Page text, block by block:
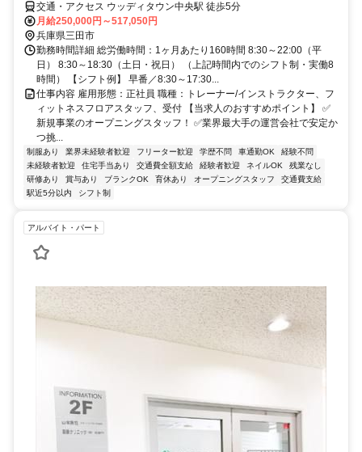
会社LAVA International)
交通・アクセス ウッディタウン中央駅 徒歩5分
月給250,000円～517,050円
兵庫県三田市
勤務時間詳細 総労働時間：1ヶ月あたり160時間 8:30～22:00（平
日） 8:30～18:30（土日・祝日） （上記時間内でのシフト制・実働8
時間） 【シフト例】 早番／8:30～17:30...
仕事内容 雇用形態：正社員 職種：トレーナー/インストラクター、フ
ィットネスフロアスタッフ、受付 【当求人のおすすめポイント】 ✅
新規事業のオープニングスタッフ！ ✅業界最大手の運営会社で安定か
つ挑...
制服あり 業界未経験者歓迎 フリーター歓迎 学歴不問 車通勤OK
経験不問
未経験者歓迎
住宅手当あり 交通費全額支給 経験者歓迎 ネイルOK
残業なし
研修あり
賞与あり ブランクOK 育休あり オープニングスタッフ
交通費支給
駅近5分以内
シフト制
アルバイト・パート